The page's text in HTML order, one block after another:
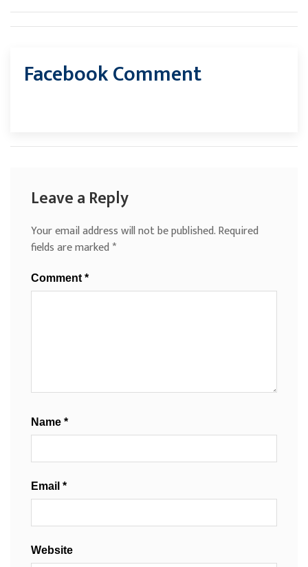
Facebook Comment
Leave a Reply
Your email address will not be published.Required
fields are marked*
Comment *
Name *
Email *
Website